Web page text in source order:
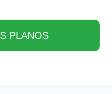
PLANOS